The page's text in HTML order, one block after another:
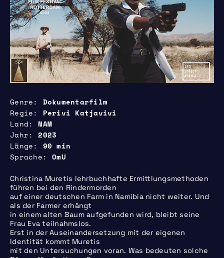
Genre
Dokumentarfilm
Regie
Perivi Katjavivi
Land
NAM
Jahr
2023
Länge
90 min
Sprache
OmU
Christina Muretis lehrbuchhafte Ermittlungsmethoden
führen bei den Rindermorden
auf einer deutschen Farm in Namibia nicht weiter. Und
als der Farmer erhängt
in einem alten Baum aufgefunden wird, bleibt seine
Frau Eva teilnahmslos.
Erst in der Auseinandersetzung mit der eigenen
Identität kommt Muretis
mit den Untersuchungen voran. Was bedeuten solche